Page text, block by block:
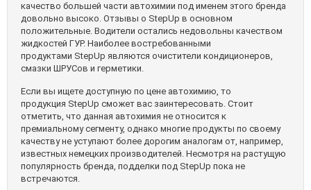
качество большей части автохимии под именем этого бренда
довольно высоко. Отзывы о StepUp в основном
положительные. Водители остались недовольны качеством
жидкостей ГУР. Наиболее востребованными
продуктами StepUp являются очистители кондиционеров,
смазки ШРУСов и герметики.
Если вы ищете доступную по цене автохимию, то
продукция StepUp сможет вас заинтересовать. Стоит
отметить, что данная автохимия не относится к
премиальному сегменту, однако многие продукты по своему
качеству не уступают более дорогим аналогам от, например,
известных немецких производителей. Несмотря на растущую
популярность бренда, подделки под StepUp пока не
встречаются.